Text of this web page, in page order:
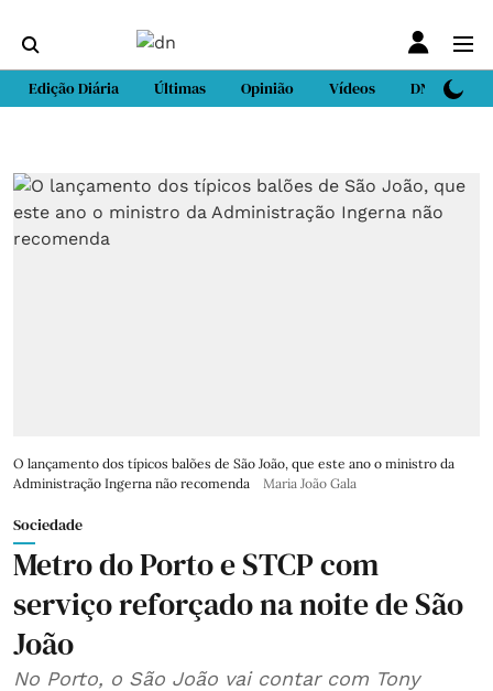
Edição Diária Últimas Opinião Vídeos DN Sport
O lançamento dos típicos balões de São João, que este ano o ministro da
Administração Ingerna não recomenda
Maria João Gala
Sociedade
Metro do Porto e STCP com
serviço reforçado na noite de São
João
No Porto, o São João vai contar com Tony